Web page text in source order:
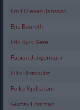
Emil Olesen Jansson
Eric Bauroth
Erik Kyrk Gere
Fabian Jungermark
Filip Blomquist
Folke Kjällström
Gustav Forsman